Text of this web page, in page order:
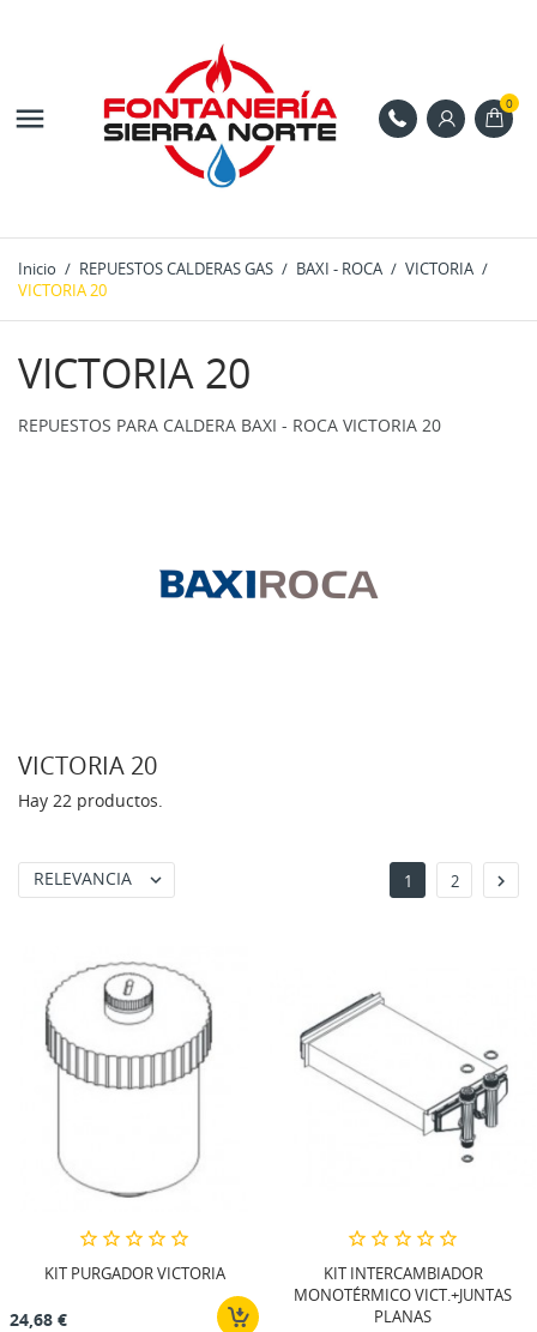
 0
Inicio REPUESTOS CALDERAS GAS BAXI - ROCA
VICTORIA
VICTORIA 20
VICTORIA 20
REPUESTOS PARA CALDERA BAXI - ROCA VICTORIA 20
VICTORIA 20
Hay 22 productos.
RELEVANCIA  1 2 
KIT PURGADOR VICTORIA
24,68 €
KIT INTERCAMBIADOR
MONOTÉRMICO VICT.+JUNTAS
PLANAS